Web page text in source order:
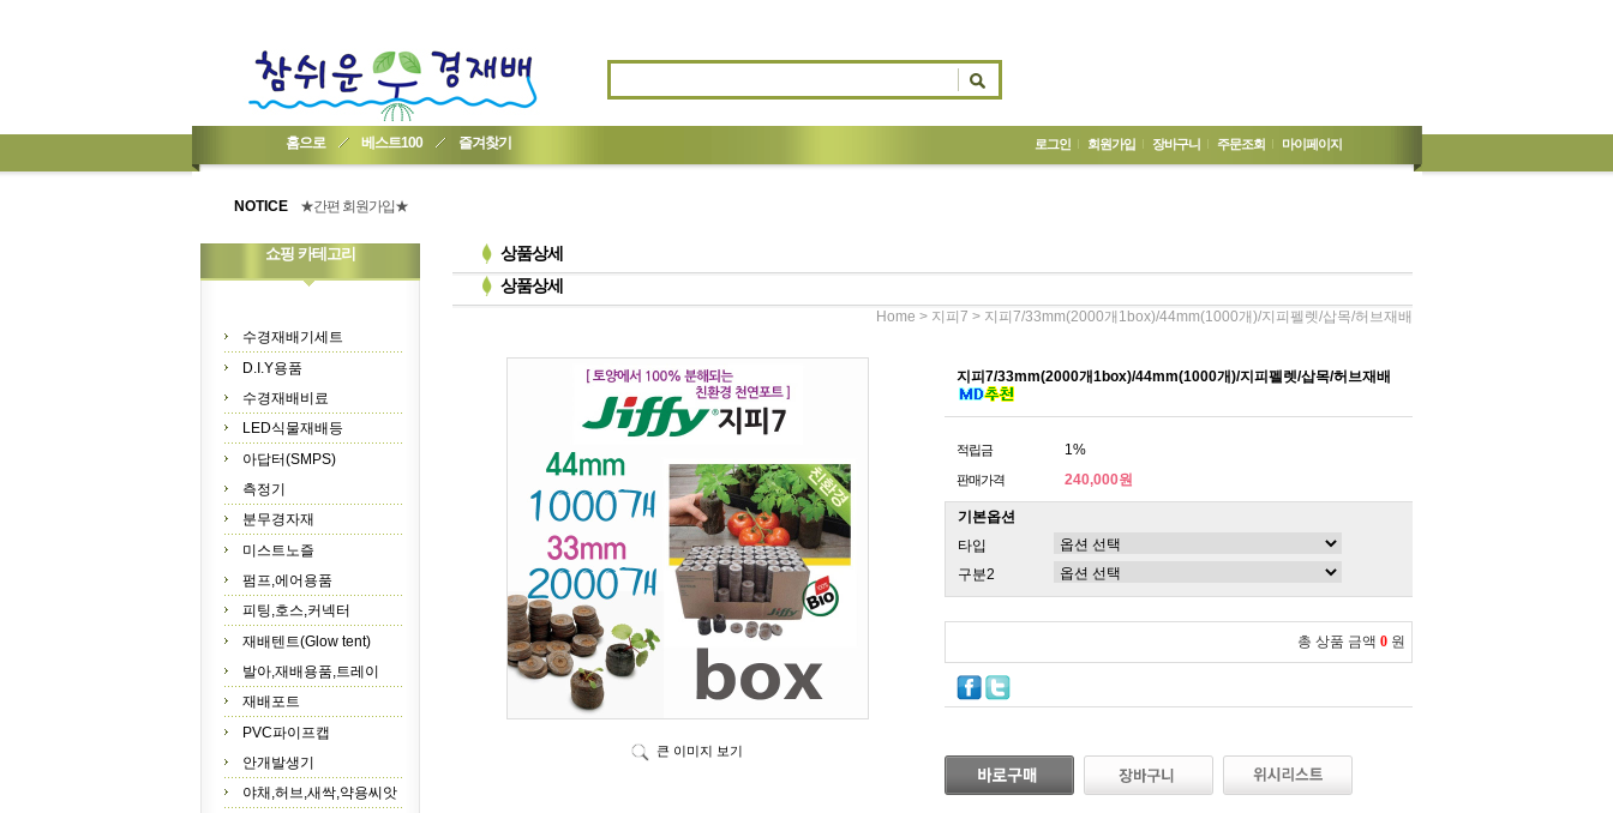
홈으로 베스트100 즐겨찾기 로그인 회원가입 장바구니 주문조회 마이페이지
NOTICE
★기업회원가입 방법..
★간편 회원가입★
쇼핑 카테고리
수경재배기세트
D.I.Y용품
수경재배비료
LED식물재배등
아답터(SMPS)
측정기
분무경자재
미스트노즐
펌프,에어용품
피팅,호스,커넥터
재배텐트(Glow tent)
발아,재배용품,트레이
재배포트
PVC파이프캡
안개발생기
야채,허브,새싹,약용씨앗
상품상세
상품상세
Home > 지피7 > 지피7/33mm(2000개1box)/44mm(1000개)/지피펠렛/삽목/허브재배
큰 이미지 보기
지피7/33mm(2000개1box)/44mm(1000개)/지피펠렛/삽목/허브재배
적립금 1%
판매가격 240,000원
기본옵션
타입
구분2
총 상품 금액 0 원